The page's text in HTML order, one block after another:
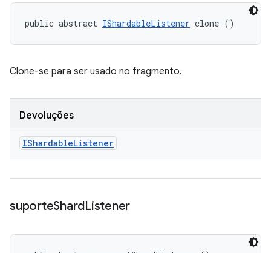
public abstract IShardableListener clone ()
Clone-se para ser usado no fragmento.
Devoluções
IShardableListener
suporteShardListener